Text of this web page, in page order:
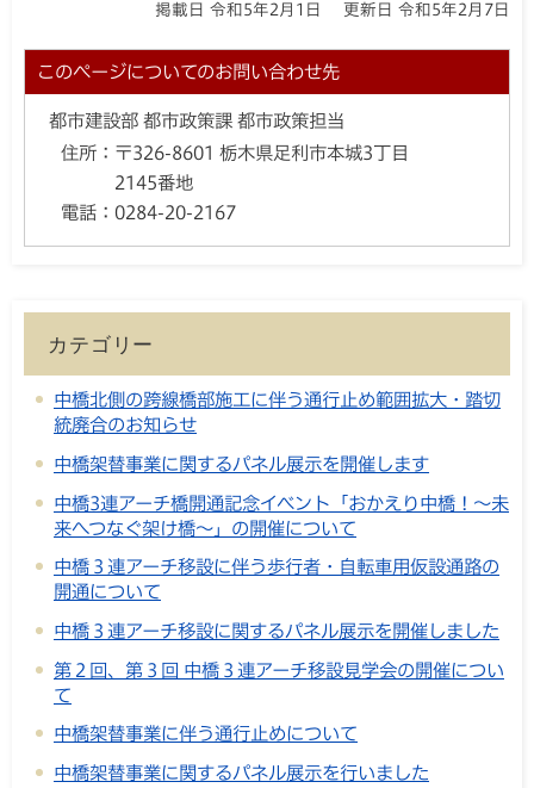
掲載日 令和5年2月1日 更新日 令和5年2月7日
このページについてのお問い合わせ先
都市建設部 都市政策課 都市政策担当
住所： 〒326-8601 栃木県足利市本城3丁目
2145番地
電話： 0284-20-2167
カテゴリー
中橋北側の跨線橋部施工に伴う通行止め範囲拡大・踏切
統廃合のお知らせ
中橋架替事業に関するパネル展示を開催します
中橋3連アーチ橋開通記念イベント「おかえり中橋！～未
来へつなぐ架け橋～」の開催について
中橋３連アーチ移設に伴う歩行者・自転車用仮設通路の
開通について
中橋３連アーチ移設に関するパネル展示を開催しました
第２回、第３回 中橋３連アーチ移設見学会の開催につい
て
中橋架替事業に伴う通行止めについて
中橋架替事業に関するパネル展示を行いました